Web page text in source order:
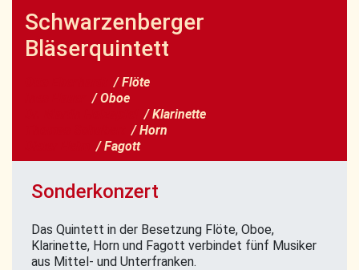
Schwarzenberger
Bläserquintett
/ Flöte
/ Oboe
/ Klarinette
/ Horn
/ Fagott
Sonderkonzert
Das Quintett in der Besetzung Flöte, Oboe,
Klarinette, Horn und Fagott verbindet fünf Musiker
aus Mittel- und Unterfranken.